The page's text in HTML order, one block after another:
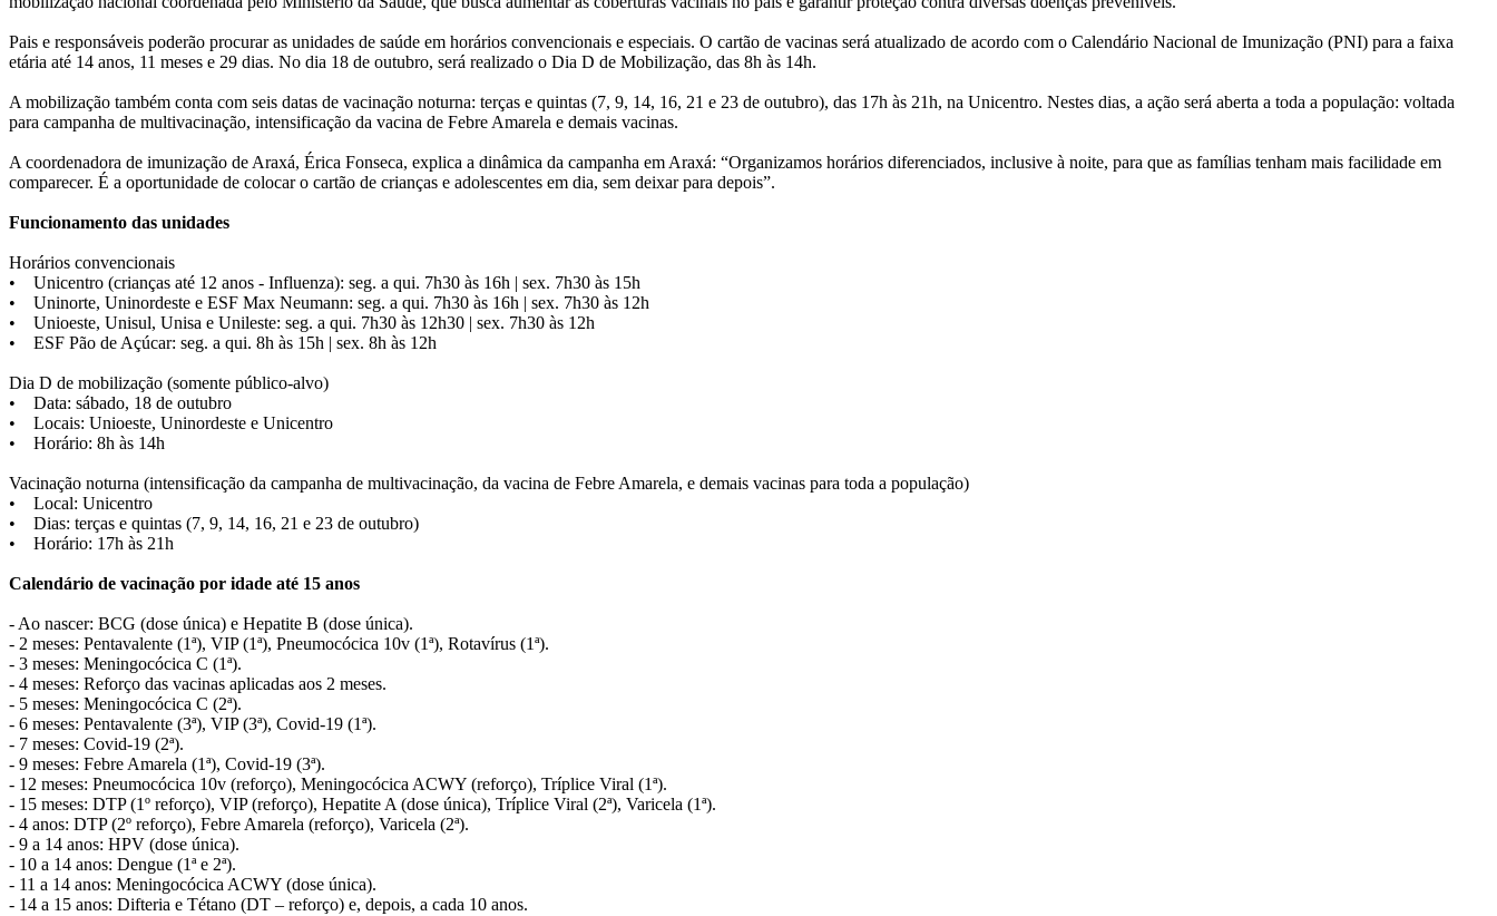
Pais e responsáveis poderão procurar as unidades de saúde em horários convencionais e especiais. O cartão de vacinas será atualizado de acordo com o Calendário Nacional de Imunização (PNI) para a faixa
etária até 14 anos, 11 meses e 29 dias. No dia 18 de outubro, será realizado o Dia D de Mobilização, das 8h às 14h.
A mobilização também conta com seis datas de vacinação noturna: terças e quintas (7, 9, 14, 16, 21 e 23 de outubro), das 17h às 21h, na Unicentro. Nestes dias, a ação será aberta a toda a população: voltada
para campanha de multivacinação, intensificação da vacina de Febre Amarela e demais vacinas.
A coordenadora de imunização de Araxá, Érica Fonseca, explica a dinâmica da campanha em Araxá: “Organizamos horários diferenciados, inclusive à noite, para que as famílias tenham mais facilidade em
comparecer. É a oportunidade de colocar o cartão de crianças e adolescentes em dia, sem deixar para depois”.
Funcionamento das unidades
Horários convencionais
• Unicentro (crianças até 12 anos - Influenza): seg. a qui. 7h30 às 16h | sex. 7h30 às 15h
• Uninorte, Uninordeste e ESF Max Neumann: seg. a qui. 7h30 às 16h | sex. 7h30 às 12h
• Unioeste, Unisul, Unisa e Unileste: seg. a qui. 7h30 às 12h30 | sex. 7h30 às 12h
• ESF Pão de Açúcar: seg. a qui. 8h às 15h | sex. 8h às 12h
Dia D de mobilização (somente público-alvo)
• Data: sábado, 18 de outubro
• Locais: Unioeste, Uninordeste e Unicentro
• Horário: 8h às 14h
Vacinação noturna (intensificação da campanha de multivacinação, da vacina de Febre Amarela, e demais vacinas para toda a população)
• Local: Unicentro
• Dias: terças e quintas (7, 9, 14, 16, 21 e 23 de outubro)
• Horário: 17h às 21h
Calendário de vacinação por idade até 15 anos
- Ao nascer: BCG (dose única) e Hepatite B (dose única).
- 2 meses: Pentavalente (1ª), VIP (1ª), Pneumocócica 10v (1ª), Rotavírus (1ª).
- 3 meses: Meningocócica C (1ª).
- 4 meses: Reforço das vacinas aplicadas aos 2 meses.
- 5 meses: Meningocócica C (2ª).
- 6 meses: Pentavalente (3ª), VIP (3ª), Covid-19 (1ª).
- 7 meses: Covid-19 (2ª).
- 9 meses: Febre Amarela (1ª), Covid-19 (3ª).
- 12 meses: Pneumocócica 10v (reforço), Meningocócica ACWY (reforço), Tríplice Viral (1ª).
- 15 meses: DTP (1º reforço), VIP (reforço), Hepatite A (dose única), Tríplice Viral (2ª), Varicela (1ª).
- 4 anos: DTP (2º reforço), Febre Amarela (reforço), Varicela (2ª).
- 9 a 14 anos: HPV (dose única).
- 10 a 14 anos: Dengue (1ª e 2ª).
- 11 a 14 anos: Meningocócica ACWY (dose única).
- 14 a 15 anos: Difteria e Tétano (DT – reforço) e, depois, a cada 10 anos.